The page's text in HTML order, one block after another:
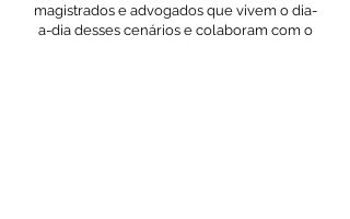
magistrados e advogados que vivem o dia-
a-dia desses cenários e colaboram com o